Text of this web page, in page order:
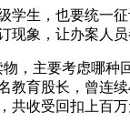
生，也要统一征
现象，让办案人员
主要考虑哪种
教育股长，曾连
共收受回扣上百万